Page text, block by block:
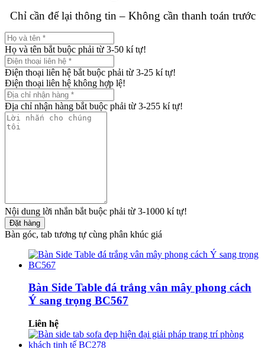
Chỉ cần để lại thông tin – Không cần thanh toán trước
Họ và tên bắt buộc phải từ 3-50 kí tự!
Điện thoại liên hệ bắt buộc phải từ 3-25 kí tự!
Điện thoại liên hệ không hợp lệ!
Địa chỉ nhận hàng bắt buộc phải từ 3-255 kí tự!
Nội dung lời nhắn bắt buộc phải từ 3-1000 kí tự!
Đặt hàng
Bàn góc, tab tương tự cùng phân khúc giá
Bàn Side Table đá trắng vân mây phong cách
Ý sang trọng BC567
Liên hệ